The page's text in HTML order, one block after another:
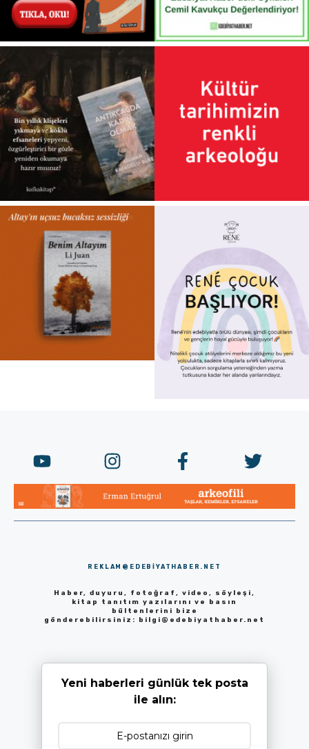
REKLAM@EDEBIYATHABER.NET
Haber, duyuru, fotoğraf, video, söyleşi,
kitap tanıtım yazılarını ve basın
bültenlerini bize
gönderebilirsiniz: bilgi@edebiyathaber.net
Yeni haberleri günlük tek posta
ile alın: